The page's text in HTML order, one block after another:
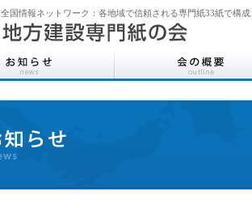
全国情報ネットワーク：各地域で信頼される専門紙33紙で構成